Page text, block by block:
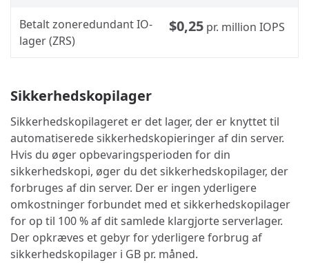
Betalt zoneredundant IO-
lager (ZRS)
$0,25 pr. million IOPS
Sikkerhedskopilager
Sikkerhedskopilageret er det lager, der er knyttet til
automatiserede sikkerhedskopieringer af din server.
Hvis du øger opbevaringsperioden for din
sikkerhedskopi, øger du det sikkerhedskopilager, der
forbruges af din server. Der er ingen yderligere
omkostninger forbundet med et sikkerhedskopilager
for op til 100 % af dit samlede klargjorte serverlager.
Der opkræves et gebyr for yderligere forbrug af
sikkerhedskopilager i GB pr. måned.